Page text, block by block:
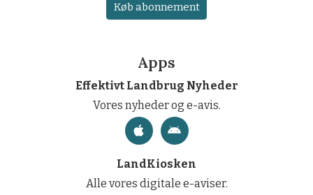
Køb abonnement
Apps
Effektivt Landbrug Nyheder
Vores nyheder og e-avis.
LandKiosken
Alle vores digitale e-aviser.